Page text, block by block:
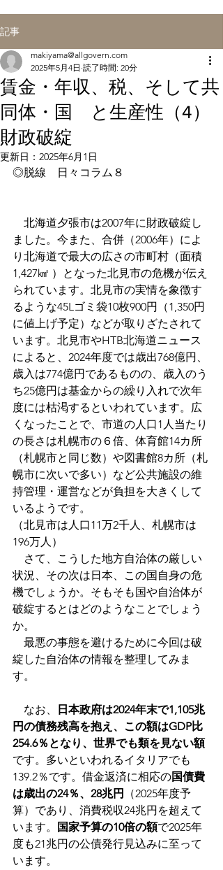
記事
賃金・年収、税、そして共
同体・国 と生産性（4）
財政破綻
makiyama@allgovern.com
2025年5月4日 読了時間: 20分
更新日： 2025年6月1日
◎脱線　日々コラム８
北海道夕張市は2007年に財政破綻し
ました。今また、合併（2006年）によ
り北海道で最大の広さの市町村（面積
1,427㎢ ）となった北見市の危機が伝え
られています。北見市の実情を象徴す
るような45Lゴミ袋10枚900円（1,350円
に値上げ予定）などが取りざたされて
います。北見市やHTB北海道ニュース
によると、2024年度では歳出768億円、
歳入は774億円であるものの、歳入のう
ち25億円は基金からの繰り入れで次年
度には枯渇するといわれています。広
くなったことで、市道の人口1人当たり
の長さは札幌市の６倍、体育館14カ所
（札幌市と同じ数）や図書館8カ所（札
幌市に次いで多い）など公共施設の維
持管理・運営などが負担を大きくして
いるようです。
（北見市は人口11万2千人、札幌市は
196万人）
さて、こうした地方自治体の厳しい
状況、その次は日本、この国自身の危
機でしょうか。そもそも国や自治体が
破綻するとはどのようなことでしょう
か。
最悪の事態を避けるために今回は破
綻した自治体の情報を整理してみま
す。
なお、
日本政府は2024年末で1,105兆
円の債務残高を抱え、この額はGDP比
254.6％となり、世界でも類を見ない額
です。多いといわれるイタリアでも
139.2％です。借金返済に相応の国債費
は歳出の24％、28兆円
（2025年度予
算）であり、消費税収24兆円を超えて
います。
国家予算の10倍の額で2025年
度も21兆円の公債発行見込みに至って
います。